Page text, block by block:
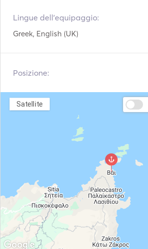
snorkeling
Tavola da SUP
Ancora elettrica
Estintori portatili
Lingue dell'equipaggio:
Greek, English (UK)
Posizione:
Satellite